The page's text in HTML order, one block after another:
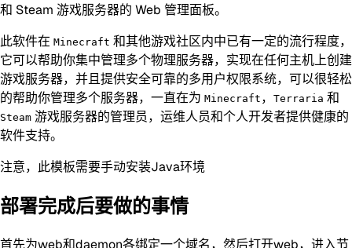
和 Steam 游戏服务器的 Web 管理面板。
此软件在 Minecraft 和其他游戏社区内中已有一定的流行程度，
它可以帮助你集中管理多个物理服务器，实现在任何主机上创建
游戏服务器，并且提供安全可靠的多用户权限系统，可以很轻松
的帮助你管理多个服务器，一直在为 Minecraft ， Terraria 和
Steam 游戏服务器的管理员，运维人员和个人开发者提供健康的
软件支持。
注意，此模板需要手动安装Java环境
部署完成后要做的事情
首先为web和daemon各绑定一个域名，然后打开web，进入节